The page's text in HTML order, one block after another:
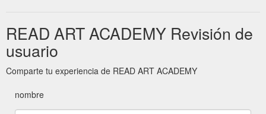
READ ART ACADEMY Revisión de
usuario
Comparte tu experiencia de READ ART ACADEMY
nombre